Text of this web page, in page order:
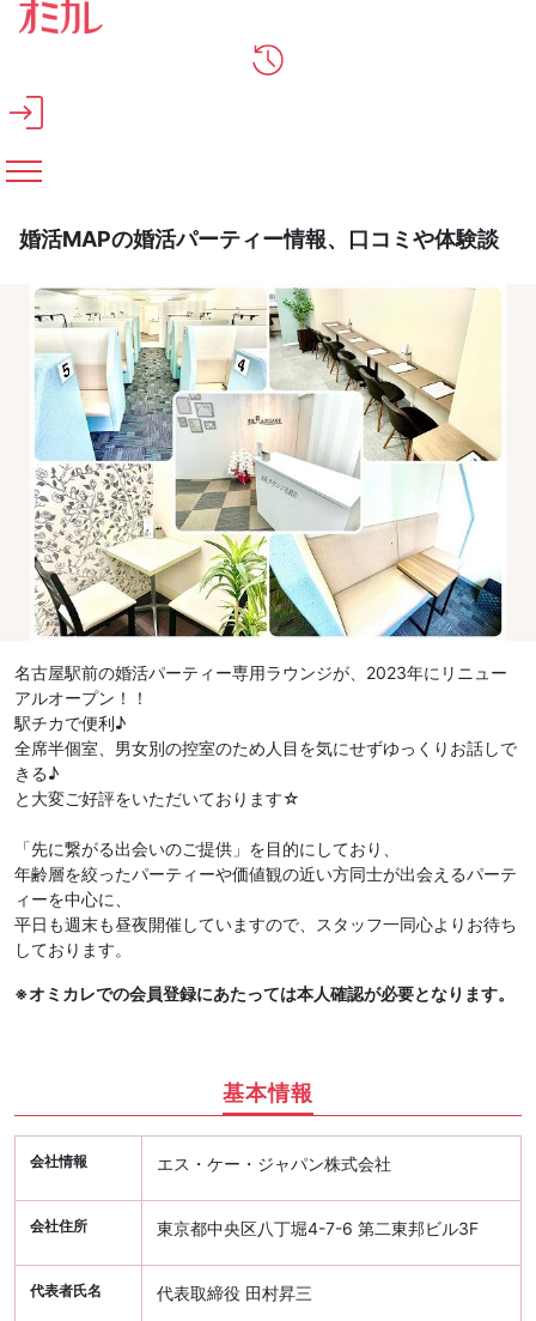
メインコンテンツへスキップ
婚活MAPの婚活パーティー情報、口コミや体験談
名古屋駅前の婚活パーティー専用ラウンジが、2023年にリニュー
アルオープン！！
駅チカで便利♪
全席半個室、男女別の控室のため人目を気にせずゆっくりお話しで
きる♪
と大変ご好評をいただいております☆
「先に繋がる出会いのご提供」を目的にしており、
年齢層を絞ったパーティーや価値観の近い方同士が出会えるパーテ
ィーを中心に、
平日も週末も昼夜開催していますので、スタッフ一同心よりお待ち
しております。
※オミカレでの会員登録にあたっては本人確認が必要となります。
基本情報
会社情報 エス・ケー・ジャパン株式会社
会社住所 東京都中央区八丁堀4-7-6 第二東邦ビル3F
代表者氏名 代表取締役 田村昇三